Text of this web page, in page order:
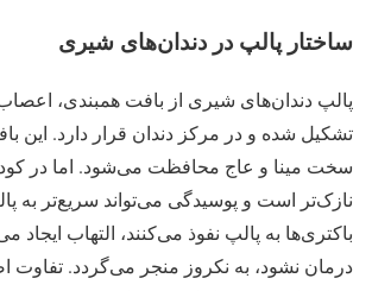
ساختار پالپ در دندان‌های شیری
پالپ دندان‌های شیری از بافت همبندی،
تشکیل شده و در مرکز دندان قرار دارد. این
سخت مینا و عاج محافظت می‌شود. اما در
نازک‌تر است و پوسیدگی می‌تواند سریع‌تر به
باکتری‌ها به پالپ نفوذ می‌کنند، التهاب ایجاد
درمان نشود، به نکروز منجر می‌گردد. تفاوت